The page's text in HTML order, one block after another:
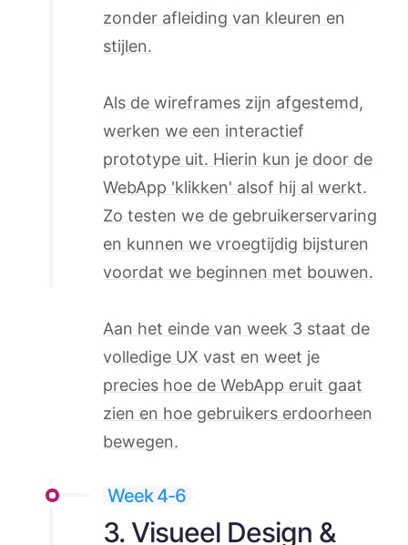
zonder afleiding van kleuren en
stijlen.
Als de wireframes zijn afgestemd,
werken we een interactief
prototype uit. Hierin kun je door de
WebApp 'klikken' alsof hij al werkt.
Zo testen we de gebruikerservaring
en kunnen we vroegtijdig bijsturen
voordat we beginnen met bouwen.
Aan het einde van week 3 staat de
volledige UX vast en weet je
precies hoe de WebApp eruit gaat
zien en hoe gebruikers erdoorheen
bewegen.
Week 4-6
3. Visueel Design &